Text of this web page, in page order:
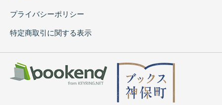
プライバシーポリシー
特定商取引に関する表示